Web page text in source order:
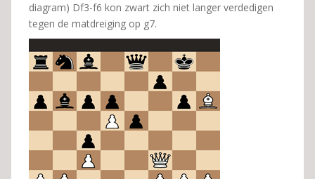
diagram) Df3-f6 kon zwart zich niet langer verdedigen
tegen de matdreiging op g7.